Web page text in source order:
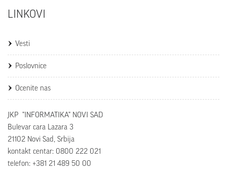
LINKOVI
Vesti
Poslovnice
Ocenite nas
JKP "INFORMATIKA" NOVI SAD
Bulevar cara Lazara 3
21102 Novi Sad, Srbija
kontakt centar: 0800 222 021
telefon: +381 21 489 50 00